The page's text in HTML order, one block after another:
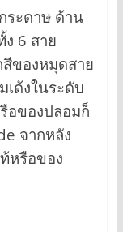
ระดาษ ด้าน
6 สาย
ของหมุดสาย
เด้งในระดับ
อของปลอมก็
จากหลัง
หรือของ